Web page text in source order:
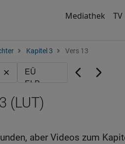
Mediathek
Kapitel 3 Vers 13
(LUT)
aber Videos zum